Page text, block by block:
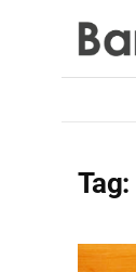
Tag: